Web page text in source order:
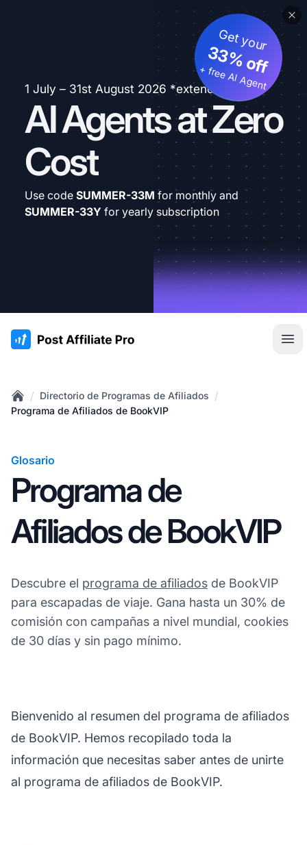
1 July – 31st August 2026 *extended
AI Agents at Zero
Cost
Get your
33% off
+ free AI Agent
Use code SUMMER-33M for monthly and
SUMMER-33Y for yearly subscription
:site.title
Home
/ Directorio de Programas de Afiliados /
Programa de Afiliados de BookVIP
Glosario
Programa de
Afiliados de BookVIP
Descubre el programa de afiliados de BookVIP
para escapadas de viaje. Gana hasta un 30% de
comisión con campañas a nivel mundial, cookies
de 30 días y sin pago mínimo.
Bienvenido al resumen del programa de afiliados
de BookVIP. Hemos recopilado toda la
información que necesitas saber antes de unirte
al programa de afiliados de BookVIP.